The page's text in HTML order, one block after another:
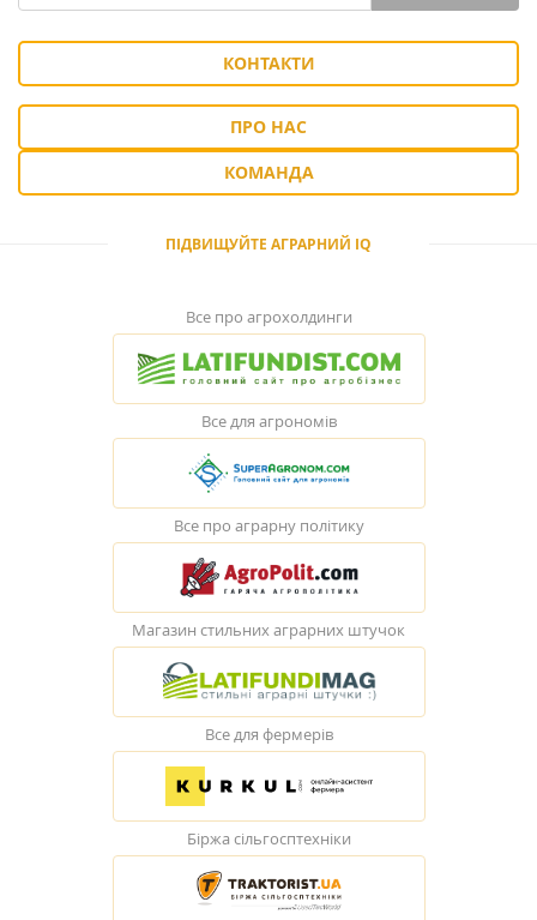
КОНТАКТИ
ПРО НАС
КОМАНДА
ПІДВИЩУЙТЕ АГРАРНИЙ IQ
Все про агрохолдинги
Все для агрономів
Все про аграрну політику
Магазин стильних аграрних штучок
Все для фермерів
Біржа сільгосптехніки